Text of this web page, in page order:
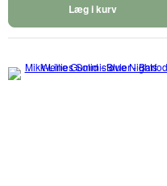
Læg i kurv